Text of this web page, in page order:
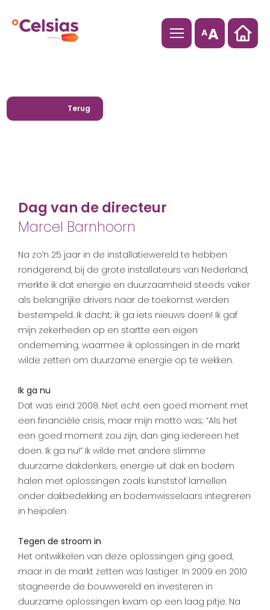
AA
Terug
Dag van de directeur
Marcel Barnhoorn
Na zo’n 25 jaar in de installatiewereld te hebben
rondgerend, bij de grote installateurs van Nederland,
merkte ik dat energie en duurzaamheid steeds vaker
als belangrijke drivers naar de toekomst werden
bestempeld. Ik dacht; ik ga iets nieuws doen! Ik gaf
mijn zekerheden op en startte een eigen
onderneming, waarmee ik oplossingen in de markt
wilde zetten om duurzame energie op te wekken.
Ik ga nu
Dat was eind 2008. Niet echt een goed moment met
een financiële crisis, maar mijn motto was; “Als het
een goed moment zou zijn, dan ging iedereen het
doen. Ik ga nu!” Ik wilde met andere slimme
duurzame dakdenkers, energie uit dak en bodem
halen met oplossingen zoals kunststof lamellen
onder dakbedekking en bodemwisselaars integreren
in heipalen.
Tegen de stroom in
Het ontwikkelen van deze oplossingen ging goed,
maar in de markt zetten was lastiger. In 2009 en 2010
stagneerde de bouwwereld en investeren in
duurzame oplossingen kwam op een laag pitje. Na